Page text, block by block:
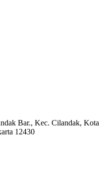
Bar., Kec. Cilandak, Kota
12430